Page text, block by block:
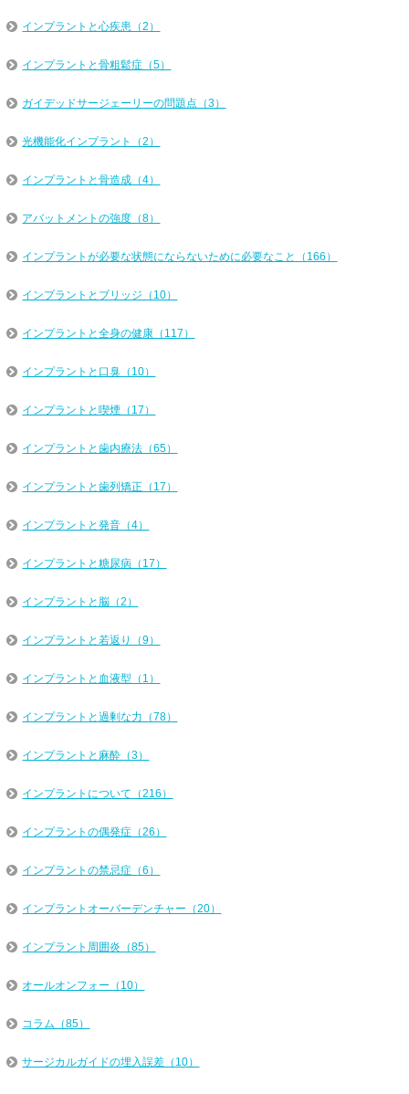
インプラントと心疾患（2）
インプラントと骨粗鬆症（5）
ガイデッドサージェーリーの問題点（3）
光機能化インプラント（2）
インプラントと骨造成（4）
アバットメントの強度（8）
インプラントが必要な状態にならないために必要なこと（166）
インプラントとブリッジ（10）
インプラントと全身の健康（117）
インプラントと口臭（10）
インプラントと喫煙（17）
インプラントと歯内療法（65）
インプラントと歯列矯正（17）
インプラントと発音（4）
インプラントと糖尿病（17）
インプラントと脳（2）
インプラントと若返り（9）
インプラントと血液型（1）
インプラントと過剰な力（78）
インプラントと麻酔（3）
インプラントについて（216）
インプラントの偶発症（26）
インプラントの禁忌症（6）
インプラントオーバーデンチャー（20）
インプラント周囲炎（85）
オールオンフォー（10）
コラム（85）
サージカルガイドの埋入誤差（10）